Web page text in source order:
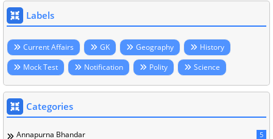
Labels
Current Affairs GK Geography
History
Mock Test
Notification Polity Science
Categories
Annapurna Bhandar 5